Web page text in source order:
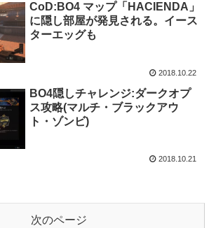
CoD:BO4 マップ「HACIENDA」
に隠し部屋が発見される。イース
ターエッグも
2018.10.22
BO4隠しチャレンジ:ダークオプ
ス攻略(マルチ・ブラックアウ
ト・ゾンビ)
2018.10.21
次のページ